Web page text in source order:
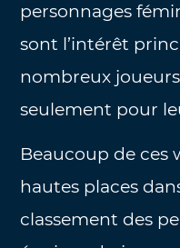
personnages
sont l’intérêt
nombreux
seulement pour
Beaucoup de ces
hautes places
classement des